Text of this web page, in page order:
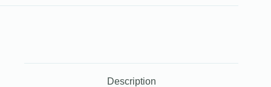
Description